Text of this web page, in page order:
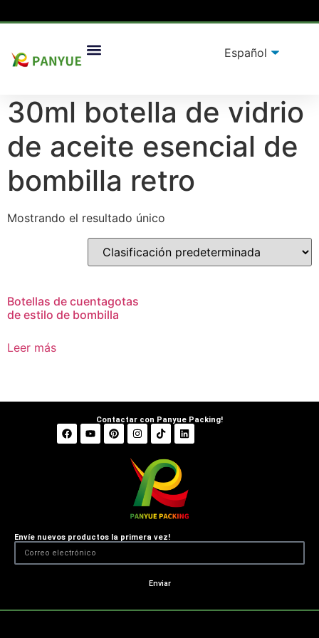
Hogar/producto / Productos etiquetados “30ml botella
30ml botella de vidrio
de aceite esencial de
bombilla retro
Mostrando el resultado único
Botellas de cuentagotas
de estilo de bombilla
Leer más
Contactar con Panyue Packing!
Envíe nuevos productos la primera vez!
Enviar